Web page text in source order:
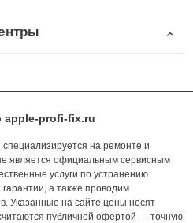
apple-profi-fix.ru
на ремонте и
является официальным сервисным
услуги по устранению
а также проводим
Указанные на сайте цены носят
публичной офертой — точную